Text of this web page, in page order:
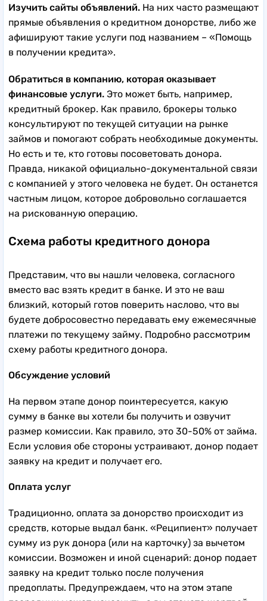
Изучить сайты объявлений. На них часто размещают
прямые объявления о кредитном донорстве, либо же
афишируют такие услуги под названием – «Помощь
в получении кредита».
Обратиться в компанию, которая оказывает
финансовые услуги. Это может быть, например,
кредитный брокер. Как правило, брокеры только
консультируют по текущей ситуации на рынке
займов и помогают собрать необходимые документы.
Но есть и те, кто готовы посоветовать донора.
Правда, никакой официально-документальной связи
с компанией у этого человека не будет. Он останется
частным лицом, которое добровольно соглашается
на рискованную операцию.
Схема работы кредитного донора
Представим, что вы нашли человека, согласного
вместо вас взять кредит в банке. И это не ваш
близкий, который готов поверить наслово, что вы
будете добросовестно передавать ему ежемесячные
платежи по текущему займу. Подробно рассмотрим
схему работы кредитного донора.
Обсуждение условий
На первом этапе донор поинтересуется, какую
сумму в банке вы хотели бы получить и озвучит
размер комиссии. Как правило, это 30-50% от займа.
Если условия обе стороны устраивают, донор подает
заявку на кредит и получает его.
Оплата услуг
Традиционно, оплата за донорство происходит из
средств, которые выдал банк. «Реципиент» получает
сумму из рук донора (или на карточку) за вычетом
комиссии. Возможен и иной сценарий: донор подает
заявку на кредит только после получения
предоплаты. Предупреждаем, что на этом этапе